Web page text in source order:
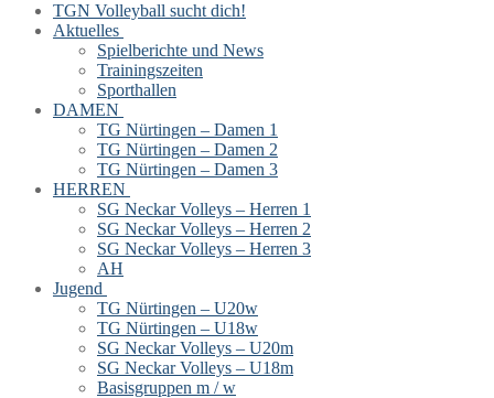
TGN Volleyball sucht dich!
Aktuelles
Spielberichte und News
Trainingszeiten
Sporthallen
DAMEN
TG Nürtingen – Damen 1
TG Nürtingen – Damen 2
TG Nürtingen – Damen 3
HERREN
SG Neckar Volleys – Herren 1
SG Neckar Volleys – Herren 2
SG Neckar Volleys – Herren 3
AH
Jugend
TG Nürtingen – U20w
TG Nürtingen – U18w
SG Neckar Volleys – U20m
SG Neckar Volleys – U18m
Basisgruppen m / w